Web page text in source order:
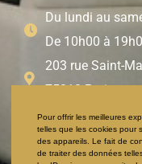
Pour offrir les meilleures
telles que les cookies pour
des appareils. Le fait de
de traiter des données
Du lundi au
De 10h00 à
203 rue Saint-
75010 Paris
01 71 97 65 95
06 59 12 85 45